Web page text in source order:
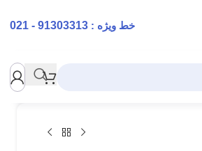
خط ویژه : 91303313 - 021